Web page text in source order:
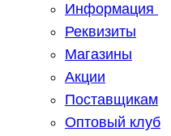
Информация
Реквизиты
Магазины
Акции
Поставщикам
Оптовый клуб